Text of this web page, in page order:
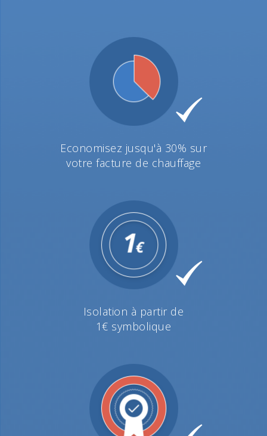
Economisez jusqu'à 30% sur
votre facture de chauffage
Isolation à partir de
1€ symbolique